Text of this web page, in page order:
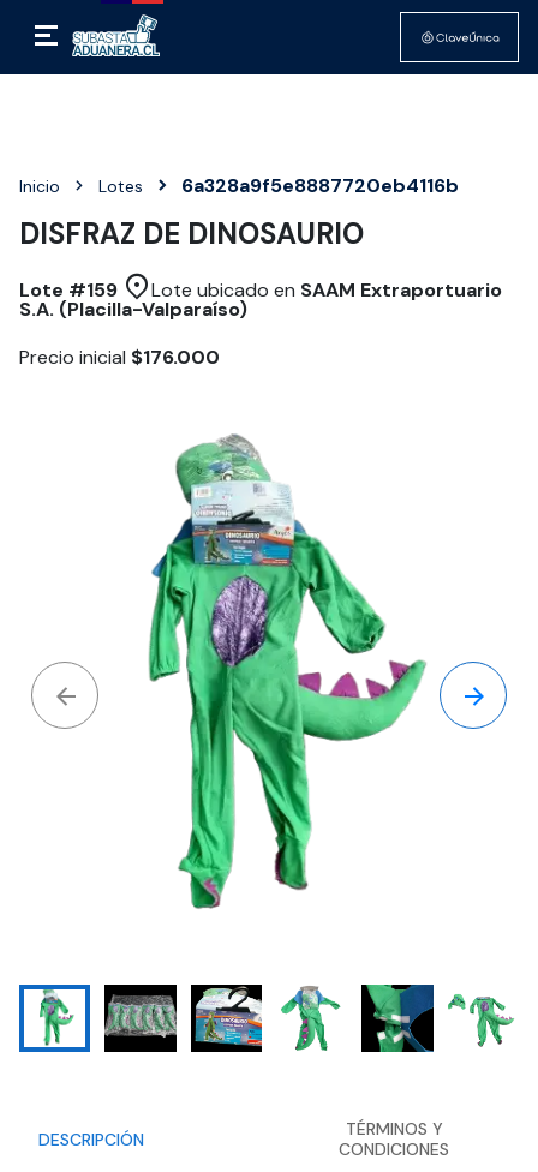
Inicio Lotes 6a328a9f5e8887720eb4116b
DISFRAZ DE DINOSAURIO
Lote #159 Lote ubicado en SAAM Extraportuario
S.A. (Placilla-Valparaíso)
Precio inicial $176.000
DESCRIPCIÓN
TÉRMINOS Y
CONDICIONES